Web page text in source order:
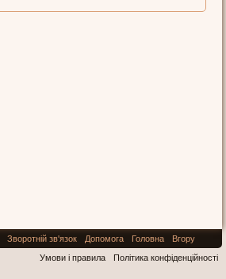
Зворотній зв'язок Допомога Головна
Вгору
Умови і правила
Політика конфіденційності